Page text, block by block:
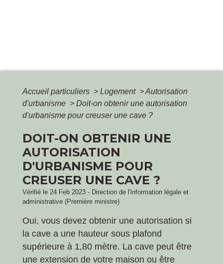
Accueil particuliers > Logement >Autorisation
d'urbanisme > Doit-on obtenir une autorisation
d'urbanisme pour creuser une cave ?
DOIT-ON OBTENIR UNE
AUTORISATION
D'URBANISME POUR
CREUSER UNE CAVE ?
Vérifié le 24 Feb 2023 - Direction de l'information légale et
administrative (Première ministre)
Oui, vous devez obtenir une autorisation si
la cave a une hauteur sous plafond
supérieure à 1,80 mètre. La cave peut être
une extension de votre maison ou être